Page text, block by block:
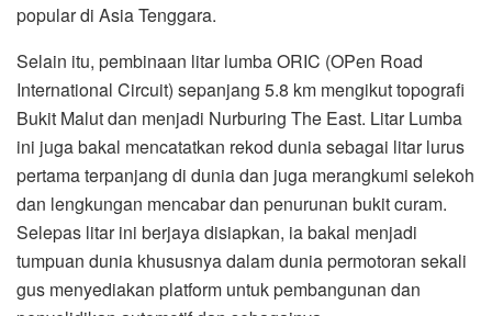
popular di Asia Tenggara.
Selain itu, pembinaan litar lumba ORIC (OPen Road
International Circuit) sepanjang 5.8 km mengikut topografi
Bukit Malut dan menjadi Nurburing The East. Litar Lumba
ini juga bakal mencatatkan rekod dunia sebagai litar lurus
pertama terpanjang di dunia dan juga merangkumi selekoh
dan lengkungan mencabar dan penurunan bukit curam.
Selepas litar ini berjaya disiapkan, ia bakal menjadi
tumpuan dunia khususnya dalam dunia permotoran sekali
gus menyediakan platform untuk pembangunan dan